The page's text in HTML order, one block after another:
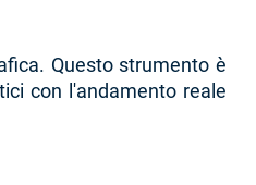
Questo strumento è
con l'andamento reale